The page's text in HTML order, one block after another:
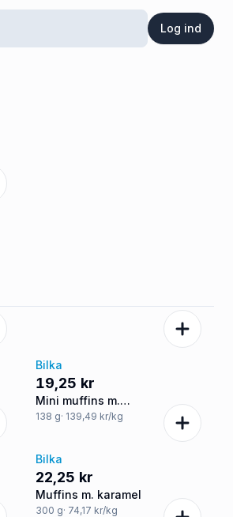
Log ind
Bilka
19,25 kr
Mini muffins m.
chokoladestykker
138 g· 139,49 kr/kg
Bilka
22,25 kr
Muffins m. karamel
300 g· 74,17 kr/kg